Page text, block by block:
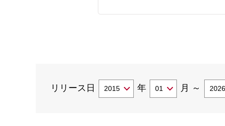
リリース日 年 月 ～